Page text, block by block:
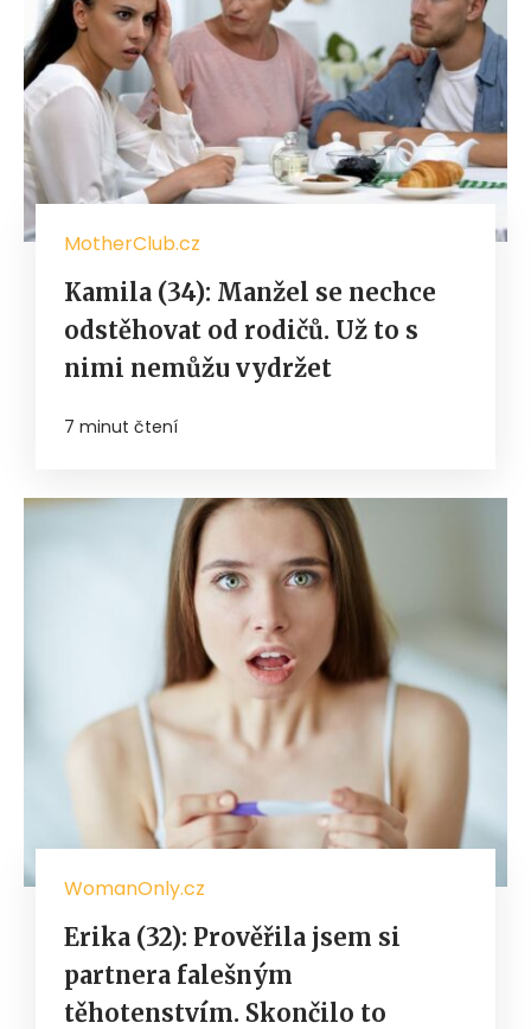
MotherClub.cz
Kamila (34): Manžel se nechce
odstěhovat od rodičů. Už to s
nimi nemůžu vydržet
7 minut čtení
WomanOnly.cz
Erika (32): Prověřila jsem si
partnera falešným
těhotenstvím. Skončilo to